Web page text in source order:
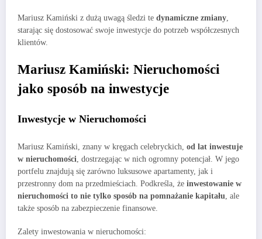
Mariusz Kamiński z dużą uwagą śledzi te dynamiczne zmiany
starając się dostosować swoje inwestycje do potrzeb współczesnych
klientów.
Mariusz Kamiński: Nieruchomości
jako sposób na inwestycje
Inwestycje w Nieruchomości
Mariusz Kamiński, znany w kręgach celebryckich, od lat inwestuje
w nieruchomości , dostrzegając w nich ogromny potencjał. W jego
portfelu znajdują się zarówno luksusowe apartamenty, jak i
przestronny dom na przedmieściach. Podkreśla, że inwestowanie w
nieruchomości to nie tylko sposób na pomnażanie kapitału , ale
także sposób na zabezpieczenie finansowe.
Zalety inwestowania w nieruchomości: